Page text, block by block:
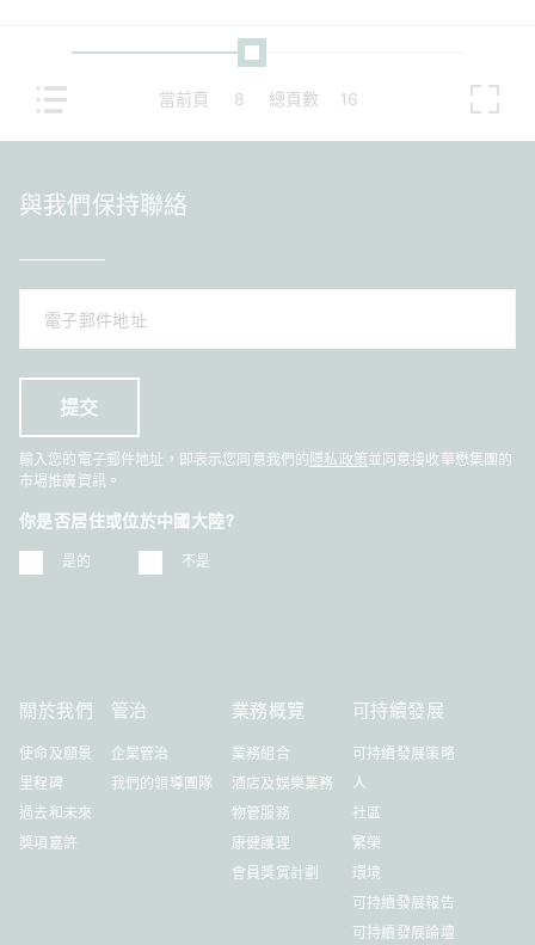
當前頁 8 總頁數 16
與我們保持聯絡
輸入您的電子郵件地址，即表示您同意我們的 隱私政策並同意接收華懋集團的
市場推廣資訊。
你是否居住或位於中國大陸?
是的 不是
關於我們
使命及願景
里程碑
過去和未來
獎項嘉許
管治
企業管治
我們的領導團隊
業務概覽
業務組合
酒店及娛樂業務
物管服務
康健護理
會員獎賞計劃
可持續發展
可持續發展策略
人
社區
繁榮
環境
可持續發展報告
可持續發展論壇